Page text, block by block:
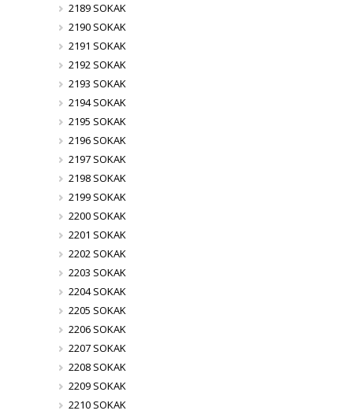
2189 SOKAK
2190 SOKAK
2191 SOKAK
2192 SOKAK
2193 SOKAK
2194 SOKAK
2195 SOKAK
2196 SOKAK
2197 SOKAK
2198 SOKAK
2199 SOKAK
2200 SOKAK
2201 SOKAK
2202 SOKAK
2203 SOKAK
2204 SOKAK
2205 SOKAK
2206 SOKAK
2207 SOKAK
2208 SOKAK
2209 SOKAK
2210 SOKAK